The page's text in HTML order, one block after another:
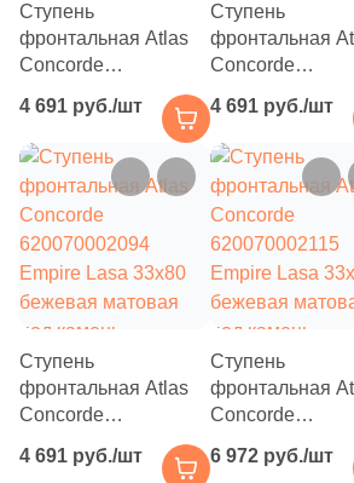
Ступень
фронтальная Atlas
Concorde
Empire Silver Root
33x80 серая
матовая под камень
4 691 руб./шт
Ступень
фронтальная
Concorde
Empire Tajmahal
33x80 бежевая
матовая под
4 691 руб./шт
Ступень
фронтальная Atlas
Concorde
Empire Lasa 33x80
4 691 руб./шт
Ступень
фронтальная
Concorde
Empire Lasa
6 972 руб./шт